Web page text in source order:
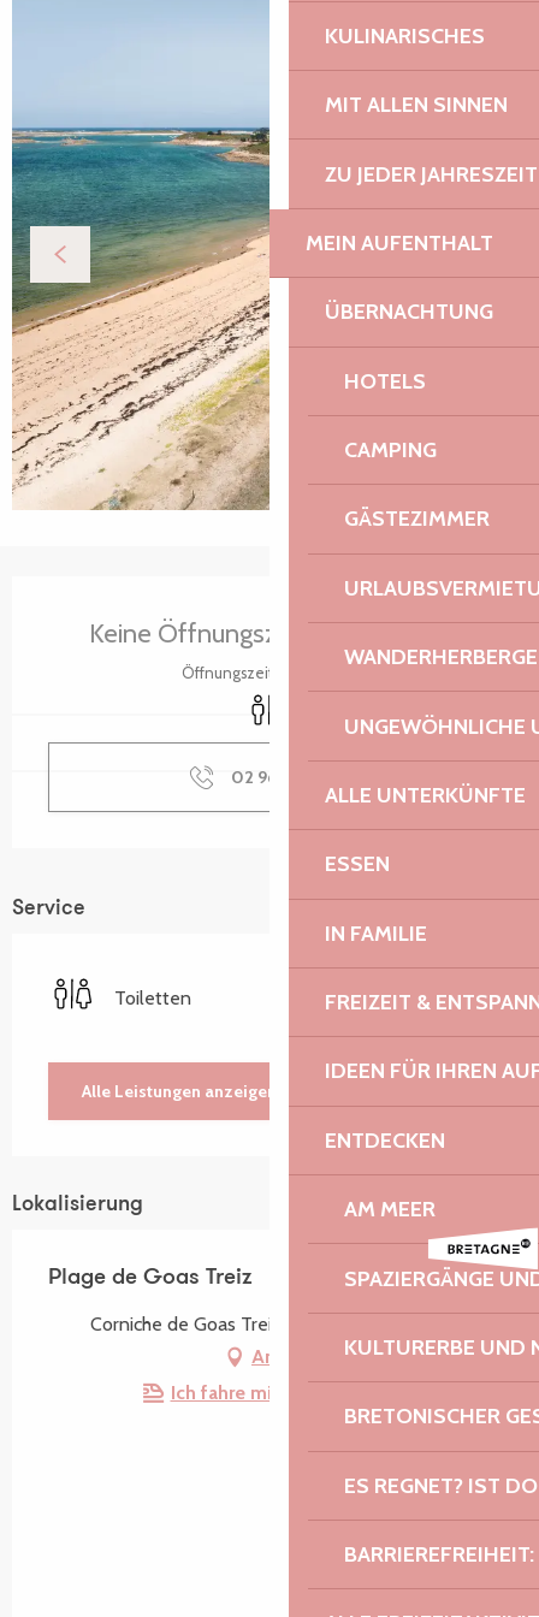
KULINARISCHES
MIT ALLEN SINNEN
ZU JEDER JAHRESZEIT
MEIN AUFENTHALT
ÜBERNACHTUNG
HOTELS
CAMPING
GÄSTEZIMMER
UNGEWÖHNLICHE
ALLE UNTERKÜNFTE
ESSEN
IN FAMILIE
FREIZEIT &
IDEEN FÜR IHREN
ENTDECKEN
AM MEER
SPAZIERGÄNGE
KULTURERBE UND
BRETONISCHER
ES REGNET? IST
Öffnungszeiten & Kontaktdaten
Keine Öffnungszeiten hinterlegt
Öffnungszeiten ansehen
Toiletten
02 96 15 44
Service
Toiletten
Alle Leistungen anzeigen
Lokalisierung
Plage de Goas Treiz
Corniche de Goas Treiz, 22560 Trébeurden
Anfahrt
Ich fahre mit dem Zug hin!